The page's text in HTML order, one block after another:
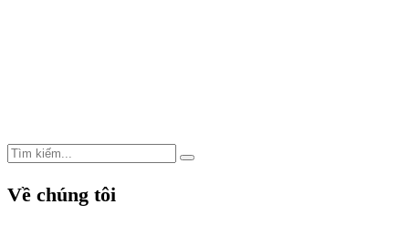
Về chúng tôi